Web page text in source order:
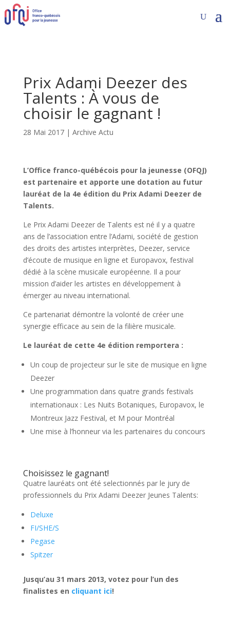
Prix Adami Deezer des
Talents : À vous de
choisir le gagnant !
28 Mai 2017| Archive Actu
L’Office franco-québécois pour la jeunesse (OFQJ)
est partenaire et apporte une dotation au futur
lauréat de la 4e édition du Prix Adami Deezer de
Talents.
Le Prix Adami Deezer de Talents est né il y a quatre
ans de l’association entre l’Adami, société de gestion
des droits des artistes interprètes, Deezer, service
d’écoute de musique en ligne et Europavox, festival
dédié à la scène musicale européenne. Il a pour
mission d’aider les artistes en développement à
émerger au niveau international.
Ce partenariat démontre la volonté de créer une
synergie efficace au sein de la filière musicale.
Le lauréat de cette 4e édition remportera :
Un coup de projecteur sur le site de musique en ligne
Deezer
Une programmation dans quatre grands festivals
internationaux : Les Nuits Botaniques, Europavox, le
Montreux Jazz Festival, et M pour Montréal
Une mise à l’honneur via les partenaires du concours
Choisissez le gagnant!
Quatre lauréats ont été selectionnés par le jury de
professionnels du Prix Adami Deezer Jeunes Talents:
Deluxe
FI/SHE/S
Pegase
Spitzer
Jusqu’au 31 mars 2013, votez pour l’un des
finalistes en cliquant ici!